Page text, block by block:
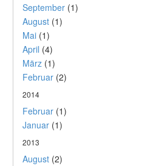
September (1)
August (1)
Mai (1)
April (4)
März (1)
Februar (2)
2014
Februar (1)
Januar (1)
2013
August (2)